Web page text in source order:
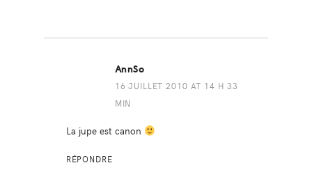
AnnSo
16 JUILLET 2010 AT 14 H 33
MIN
La jupe est canon
RÉPONDRE